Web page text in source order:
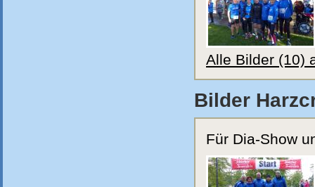
Alle Bilder (10)
Bilder
Für Dia-Show